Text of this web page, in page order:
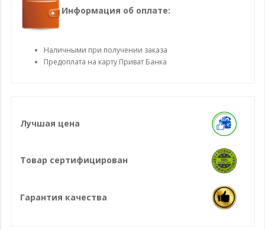
Информация об оплате:
Наличными при получении заказа
Предоплата на карту Приват Банка
Лучшая цена
Товар сертифицирован
Гарантия качества